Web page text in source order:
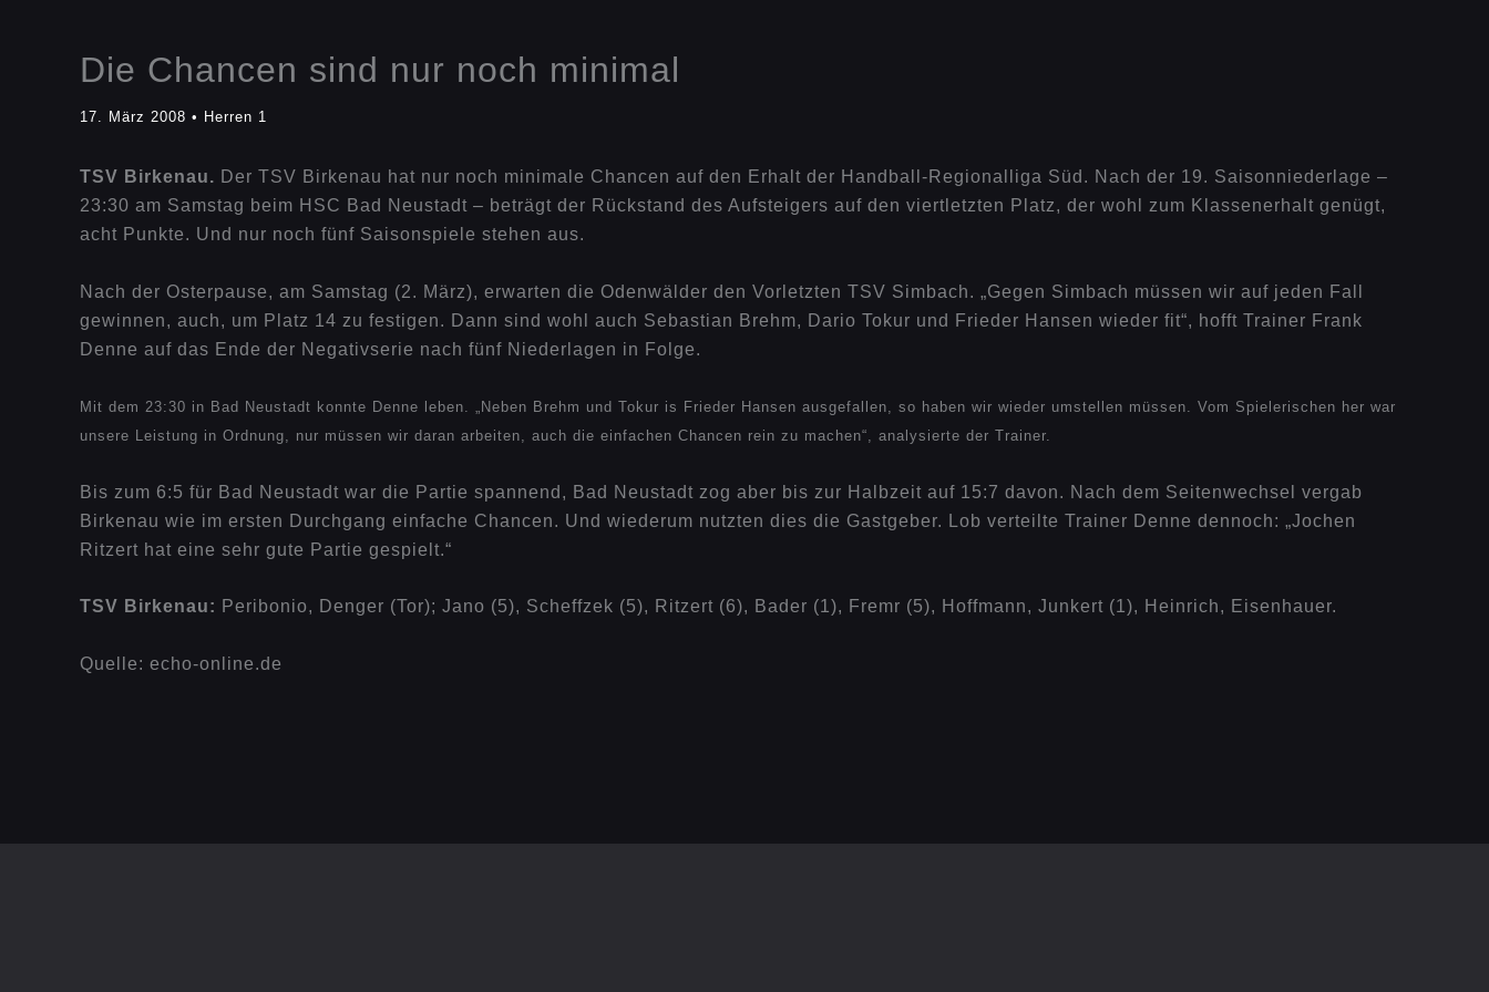
Die Chancen sind nur noch minimal
17. März 2008 • Herren 1
TSV Birkenau. Der TSV Birkenau hat nur noch minimale Chancen auf den Erhalt der Handball-Regionalliga Süd. Nach der 19. Saisonniederlage –
23:30 am Samstag beim HSC Bad Neustadt – beträgt der Rückstand des Aufsteigers auf den viertletzten Platz, der wohl zum Klassenerhalt genügt,
acht Punkte. Und nur noch fünf Saisonspiele stehen aus.
Nach der Osterpause, am Samstag (2. März), erwarten die Odenwälder den Vorletzten TSV Simbach. „Gegen Simbach müssen wir auf jeden Fall
gewinnen, auch, um Platz 14 zu festigen. Dann sind wohl auch Sebastian Brehm, Dario Tokur und Frieder Hansen wieder fit“, hofft Trainer Frank
Denne auf das Ende der Negativserie nach fünf Niederlagen in Folge.
Mit dem 23:30 in Bad Neustadt konnte Denne leben. „Neben Brehm und Tokur is Frieder Hansen ausgefallen, so haben wir wieder umstellen müssen. Vom Spielerischen her war
unsere Leistung in Ordnung, nur müssen wir daran arbeiten, auch die einfachen Chancen rein zu machen“, analysierte der Trainer.
Bis zum 6:5 für Bad Neustadt war die Partie spannend, Bad Neustadt zog aber bis zur Halbzeit auf 15:7 davon. Nach dem Seitenwechsel vergab
Birkenau wie im ersten Durchgang einfache Chancen. Und wiederum nutzten dies die Gastgeber. Lob verteilte Trainer Denne dennoch: „Jochen
Ritzert hat eine sehr gute Partie gespielt.“
TSV Birkenau: Peribonio, Denger (Tor); Jano (5), Scheffzek (5), Ritzert (6), Bader (1), Fremr (5), Hoffmann, Junkert (1), Heinrich, Eisenhauer.
Quelle: echo-online.de